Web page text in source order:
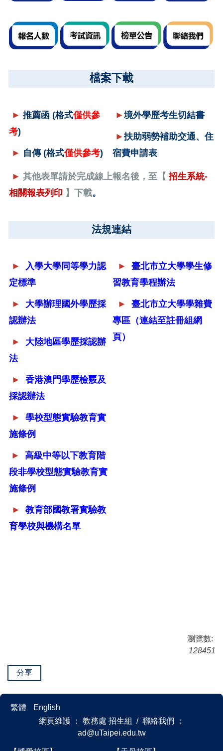
檔案下載
► 推薦函 (格式僅供參
考)
► 自傳(格式僅供參考)
►境外學歷考生切結書
►扶助弱勢補助交通、住
宿費申請表
► 其他表單請於完成線上報名後，至【 招生系統-
相關報表列印 】下載。
法規連結
►
入學大學同等學力認
定標準
►
大學辦理國外學歷採
認辦法
►
大陸地區學歷採認辦
法
►
香港澳門學歷檢覈及
採認辦法
► 學校型態實驗教育實
施條例
► 高級中等以下教育階
段非學校型態實驗教育實
施條例
► 教育部國教署實驗教
育學校與機構名單
►
臺北市立大學學生修
習教育學程辦法
► 臺北市立大學學雜費
專區 （連結至註冊組網
頁）
瀏覽數:
128451
分享
繁體
English
網頁維護 ： 教務處 招生組 / 聯絡我們 ：
ad@uTaipei.edu.tw